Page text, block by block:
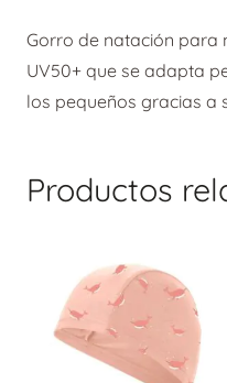
Gorro de natación para
UV50+ que se adapta
los pequeños gracias a
Productos